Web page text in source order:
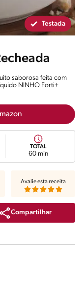
Testada
saborosa feita com
NINHO Forti+
TOTAL
60 min
Compartilhar
Avalie esta receita